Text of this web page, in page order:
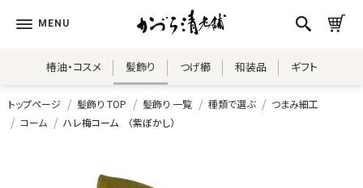
椿油・コスメ 髪飾り つげ櫛 和装品 ギフト
トップページ 髪飾り TOP 髪飾り 一覧 種類で選ぶ
つまみ細工
コーム
ハレ梅コーム （紫ぼかし）